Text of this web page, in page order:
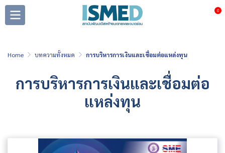
0
Home บทความทั้งหมด การบริหารการเงินและเชื่อมต่อแหล่งทุน
การบริหารการเงินและเชื่อมต่อ
แหล่งทุน